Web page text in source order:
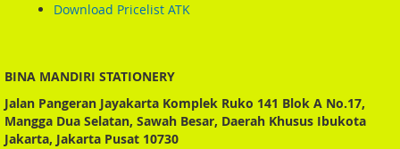
Download Pricelist ATK
BINA MANDIRI STATIONERY
Jalan Pangeran Jayakarta Komplek Ruko 141 Blok A No.17,
Mangga Dua Selatan, Sawah Besar, Daerah Khusus Ibukota
Jakarta, Jakarta Pusat 10730